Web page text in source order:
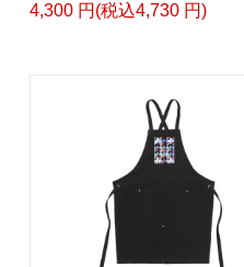
4,300 円(税込4,730 円)